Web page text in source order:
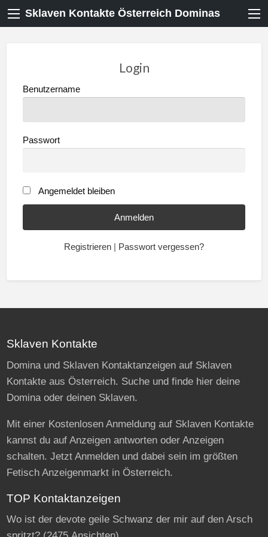
Sklaven Kontakte Österreich Dominas
Login
Benutzername
Passwort
Angemeldet bleiben
Registrieren Passwort vergessen?
Sklaven Kontakte
Domina und Sklaven Kontaktanzeigen auf Sklaven
Kontakte aus Österreich. Suche und finde hier deine
Domina oder deinen Sklaven.
Mit einer Kostenlosen Anmeldung auf Sklaven Kontakte
kannst du auf Anzeigen antworten oder Anzeigen
schalten. Jetzt Anmelden und dabei sein im größten
Fetisch Anzeigenmarkt in Österreich.
TOP Kontaktanzeigen
Wo ist der devote geile Schwanz der mir auf den Arsch